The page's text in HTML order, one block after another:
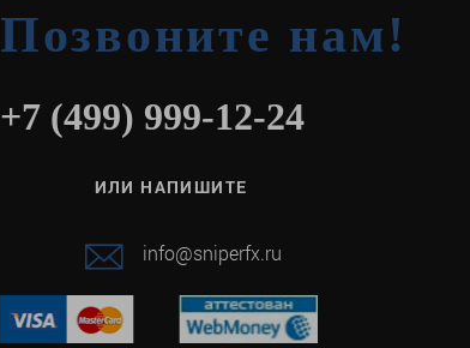
Позвоните нам!
+7 (499) 999-12-24
ИЛИ НАПИШИТЕ
info@sniperfx.ru